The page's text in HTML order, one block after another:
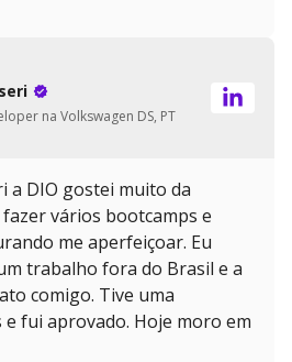
na Volkswagen DS, PT
a DIO gostei muito da
fazer vários bootcamps e
me aperfeiçoar. Eu
trabalho fora do Brasil e a
comigo. Tive uma
fui aprovado. Hoje moro em